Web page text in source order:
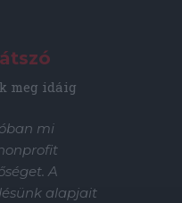
meg idáig
mi
A
alapjait